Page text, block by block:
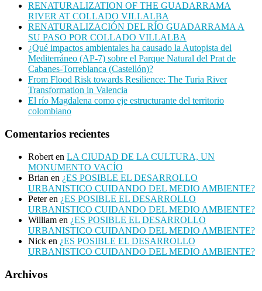
RENATURALIZATION OF THE GUADARRAMA
RIVER AT COLLADO VILLALBA
RENATURALIZACIÓN DEL RÍO GUADARRAMA A
SU PASO POR COLLADO VILLALBA
¿Qué impactos ambientales ha causado la Autopista del
Mediterráneo (AP-7) sobre el Parque Natural del Prat de
Cabanes-Torreblanca (Castellón)?
From Flood Risk towards Resilience: The Turia River
Transformation in Valencia
El río Magdalena como eje estructurante del territorio
colombiano
Comentarios recientes
Robert en LA CIUDAD DE LA CULTURA, UN
MONUMENTO VACÍO
Brian en ¿ES POSIBLE EL DESARROLLO
URBANISTICO CUIDANDO DEL MEDIO AMBIENTE?
Peteren ¿ES POSIBLE EL DESARROLLO
URBANISTICO CUIDANDO DEL MEDIO AMBIENTE?
William en ¿ES POSIBLE EL DESARROLLO
URBANISTICO CUIDANDO DEL MEDIO AMBIENTE?
Nick en ¿ES POSIBLE EL DESARROLLO
URBANISTICO CUIDANDO DEL MEDIO AMBIENTE?
Archivos